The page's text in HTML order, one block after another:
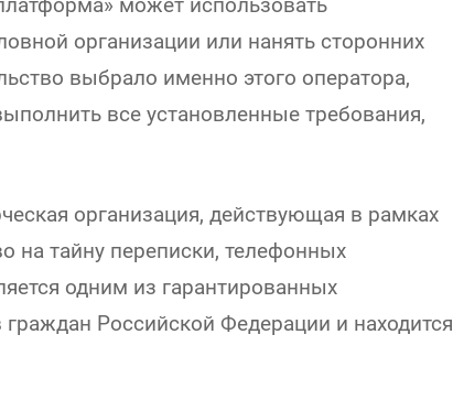
может использовать
организации или нанять сторонних
выбрало именно этого оператора,
все установленные требования,
организация, действующая в рамках
на тайну переписки, телефонных
одним из гарантированных
Российской Федерации и находится